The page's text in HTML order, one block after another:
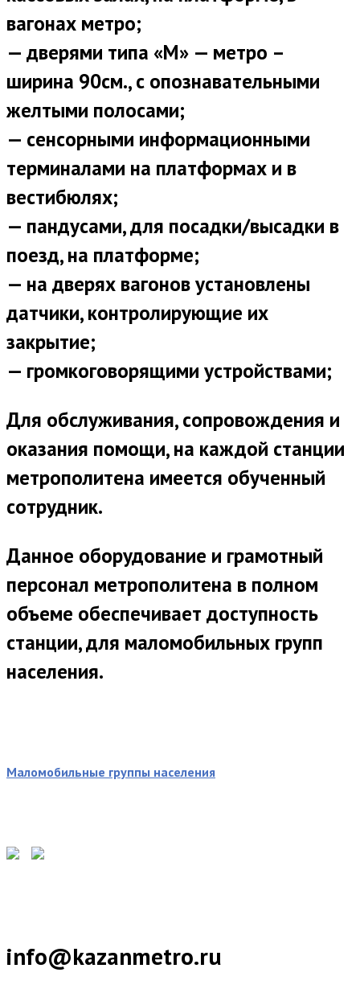
вагонах метро;
— дверями типа «М» — метро –
ширина 90см., с опознавательными
желтыми полосами;
— сенсорными информационными
терминалами на платформах и в
вестибюлях;
— пандусами, для посадки/высадки в
поезд, на платформе;
— на дверях вагонов установлены
датчики, контролирующие их
закрытие;
— громкоговорящими устройствами;
Для обслуживания, сопровождения и
оказания помощи, на каждой станции
метрополитена имеется обученный
сотрудник.
Данное оборудование и грамотный
персонал метрополитена в полном
объеме обеспечивает доступность
станции, для маломобильных групп
населения.
Маломобильные группы населения
info@kazanmetro.ru